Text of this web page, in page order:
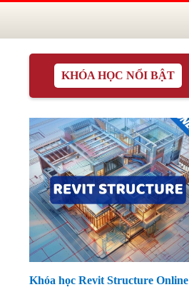
KHÓA HỌC NỔI BẬT
Khóa học Revit Structure Online